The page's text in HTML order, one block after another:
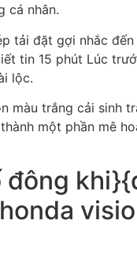
cá nhân.
tải đặt gợi nhắc đến
tin 15 phút Lúc
lộc.
màu trắng cải sinh
một phần mê
đông